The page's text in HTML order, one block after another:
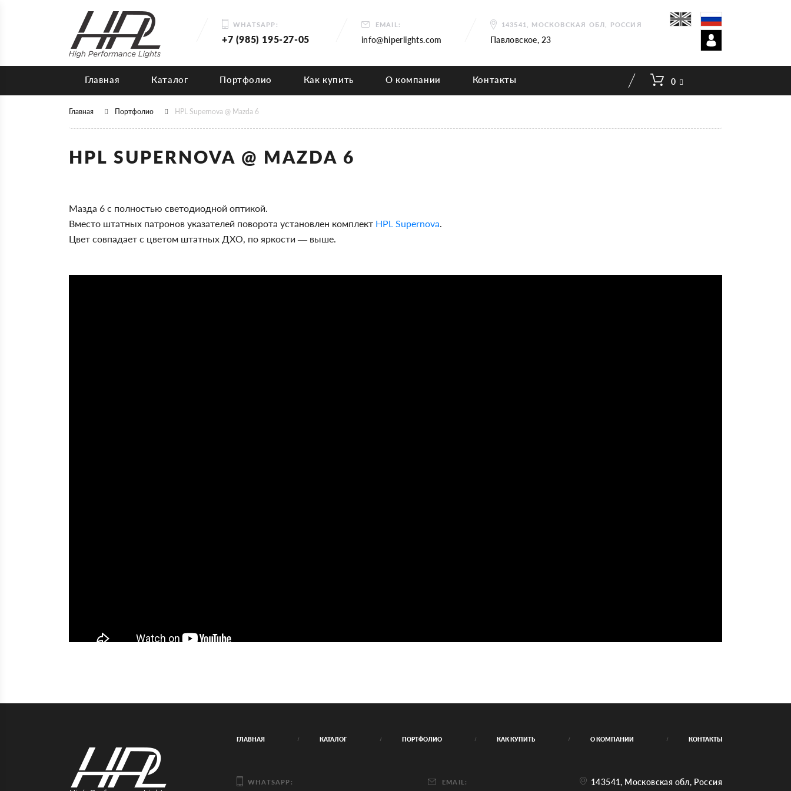
WHATSAPP:
+7 (985) 195-27-05
EMAIL:
info@hiperlights.com
143541, МОСКОВСКАЯ ОБЛ, РОССИЯ
Павловское, 23
Главная Каталог Портфолио Как купить О компании Контакты 0
Главная Портфолио HPL Supernova @ Mazda 6
HPL SUPERNOVA @ MAZDA 6
Мазда 6 с полностью светодиодной оптикой.
Вместо штатных патронов указателей поворота установлен комплект HPL Supernova.
Цвет совпадает с цветом штатных ДХО, по яркости — выше.
ГЛАВНАЯ КАТАЛОГ ПОРТФОЛИО КАК КУПИТЬ О КОМПАНИИ КОНТАКТЫ
WHATSAPP: EMAIL: 143541, Московская обл, Россия